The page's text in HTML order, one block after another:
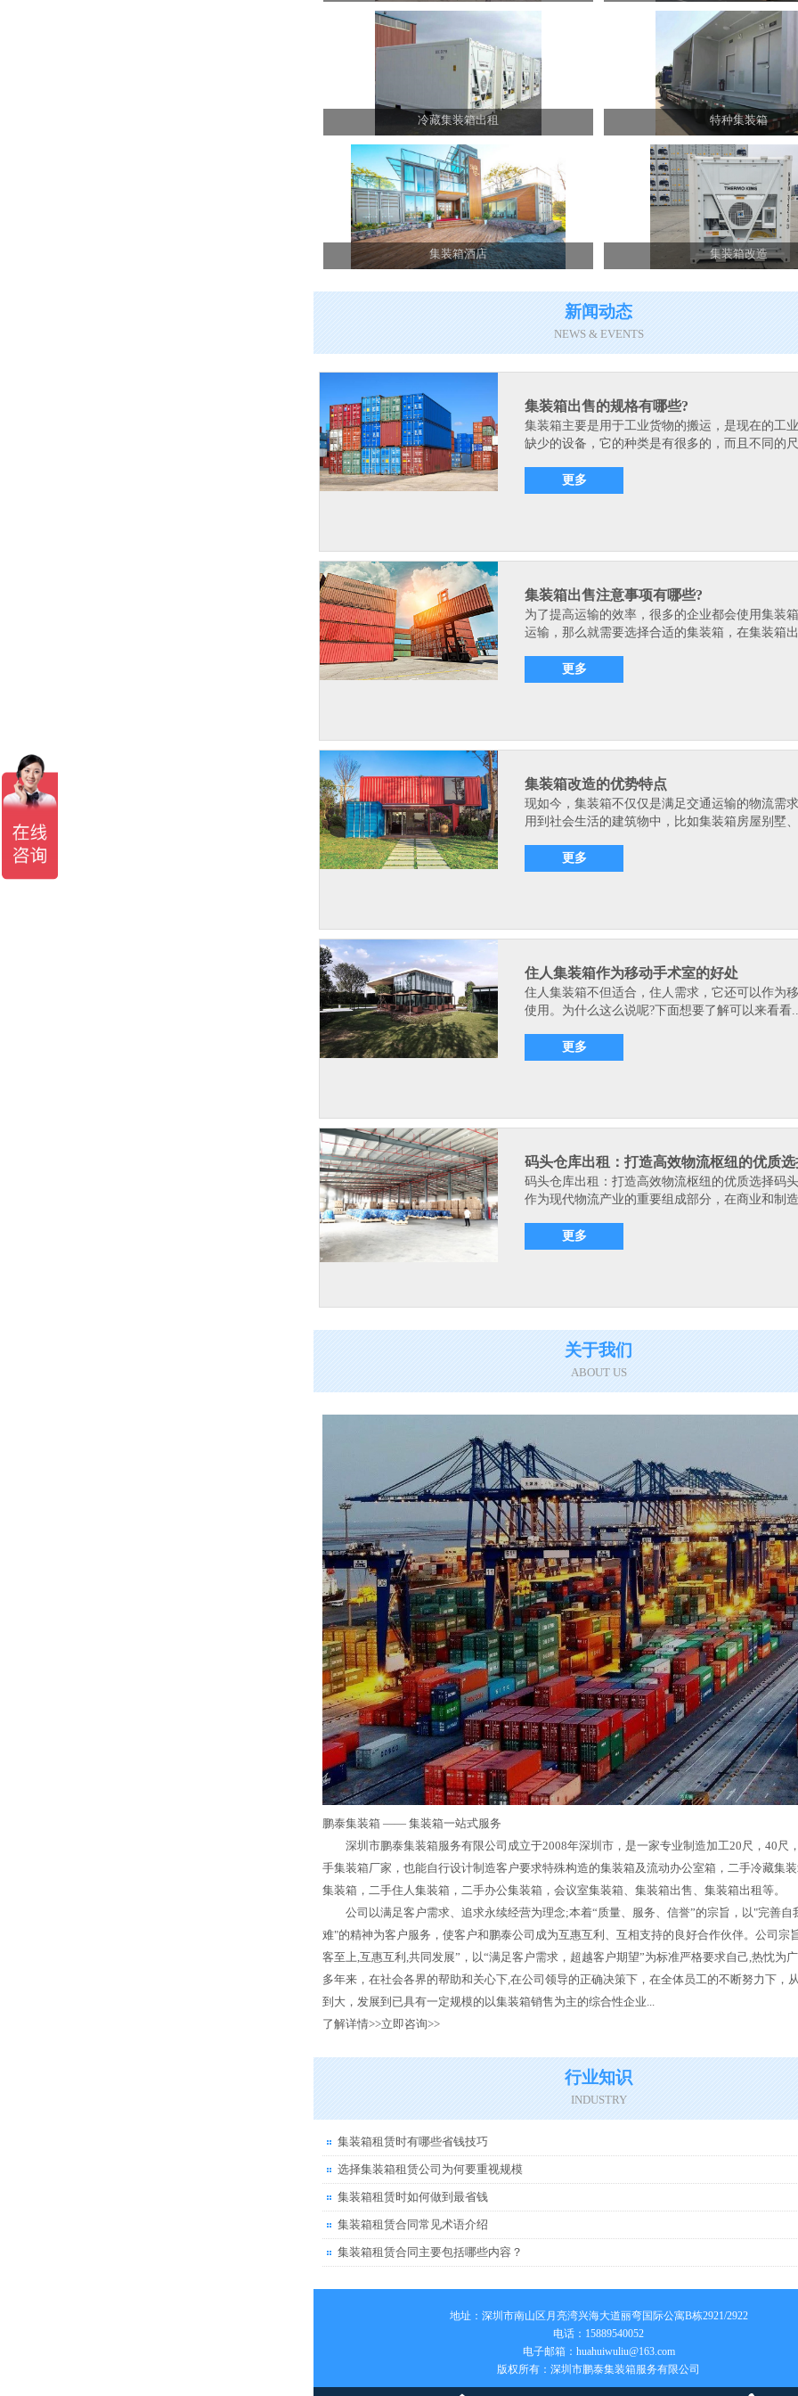
冷藏集装箱出租 特种集装箱
集装箱酒店 集装箱改造
新闻动态
NEWS & EVENTS
集装箱出售的规格有哪些?
集装箱主要是用于工业货物的搬运，是现在的工
缺少的设备，它的种类是有很多的，而且不同的
更多
集装箱出售注意事项有哪些?
为了提高运输的效率，很多的企业都会使用集装
运输，那么就需要选择合适的集装箱，在集装箱
更多
集装箱改造的优势特点
现如今，集装箱不仅仅是满足交通运输的物流需
用到社会生活的建筑物中，比如集装箱房屋别墅
更多
住人集装箱作为移动手术室的好处
住人集装箱不但适合，住人需求，它还可以作为
使用。为什么这么说呢?下面想要了解可以来看看
更多
码头仓库出租：打造高效物流枢纽的优质
码头仓库出租：打造高效物流枢纽的优质选择码
作为现代物流产业的重要组成部分，在商业和制
更多
关于我们
ABOUT US
鹏泰集装箱 —— 集装箱一站式服务
深圳市鹏泰集装箱服务有限公司成立于2008年深圳市，是一家专业制造加工20尺，40尺
手集装箱厂家，也能自行设计制造客户要求特殊构造的集装箱及流动办公室箱，二手冷藏集
集装箱，二手住人集装箱，二手办公集装箱，会议室集装箱、集装箱出售、集装箱出租等。
公司以满足客户需求、追求永续经营为理念;本着“质量、服务、信誉”的宗旨，以"完善自
难"的精神为客户服务，使客户和鹏泰公司成为互惠互利、互相支持的良好合作伙伴。公司宗
客至上,互惠互利,共同发展”，以“满足客户需求，超越客户期望”为标准严格要求自己,热忱为
多年来，在社会各界的帮助和关心下,在公司领导的正确决策下，在全体员工的不断努力下，
到大，发展到已具有一定规模的以集装箱销售为主的综合性企业...
了解详情>>立即咨询>>
行业知识
INDUSTRY
集装箱租赁时有哪些省钱技巧
选择集装箱租赁公司为何要重视规模
集装箱租赁时如何做到最省钱
集装箱租赁合同常见术语介绍
集装箱租赁合同主要包括哪些内容？
地址：深圳市南山区月亮湾兴海大道丽弯国际公寓B栋2921/2922
电话：15889540052
电子邮箱： huahuiwuliu@163.com
版权所有：深圳市鹏泰集装箱服务有限公司